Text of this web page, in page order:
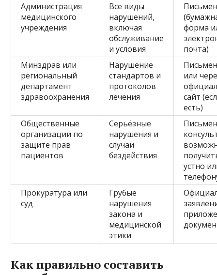
Администрация
медицинского
учреждения
Все виды
нарушений,
включая
обслуживание
и условия
форма
почта)
Минздрав или
региональный
департамент
здравоохранения
Нарушение
стандартов и
протоколов
лечения
или
сайт
есть)
Общественные
организации по
защите прав
пациентов
Серьёзные
нарушения и
случаи
бездействия
устно
Прокуратура или
суд
Грубые
нарушения
закона и
медицинской
этики
Как правильно составить